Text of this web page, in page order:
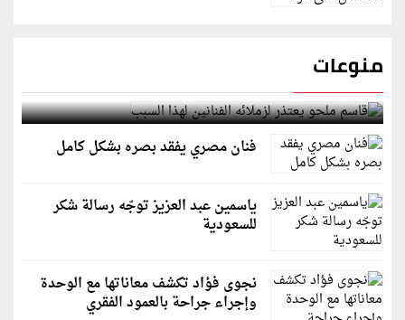
منوعات
قاسم ملحو يعتذر لزملائه الفنانين لهذا السبب
فنان مصري يفقد بصره بشكل كامل
ياسمين عبد العزيز توجّه رسالة شكر
للسعودية
نجوى فؤاد تكشف معاناتها مع الوحدة
وإجراء جراحة بالعمود الفقري